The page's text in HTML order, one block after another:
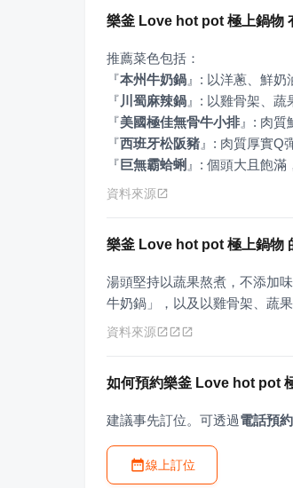
樂釜 Love hot pot 極上鍋物
『本州牛奶鍋 』
『 川蜀麻辣鍋 』
『美國極佳無骨牛小排』
『西班牙松阪豬 』
『 巨無霸蛤蜊 』 : 個頭大且飽滿
資料來源
樂釜 Love hot pot 極上鍋物
湯頭堅持以蔬果熬煮，不添加
牛奶鍋」，以及以雞骨架、蔬
資料來源
如何預約樂釜 Love hot pot
建議事先訂位。可透過電話預約
線上訂位